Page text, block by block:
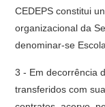
CEDEPS constitui
organizacional da
denominar-se
3 - Em decorrência
transferidos com